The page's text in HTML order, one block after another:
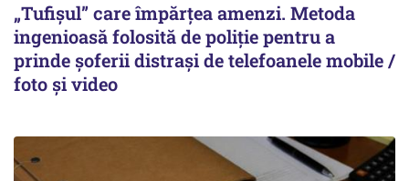
„Tufișul” care împărțea amenzi. Metoda
ingenioasă folosită de poliție pentru a
prinde șoferii distrași de telefoanele mobile /
foto și video